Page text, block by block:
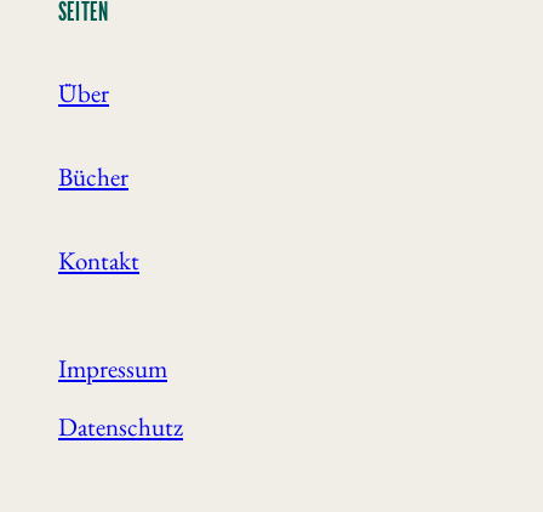
SEITEN
Über
Bücher
Kontakt
Impressum
Datenschutz